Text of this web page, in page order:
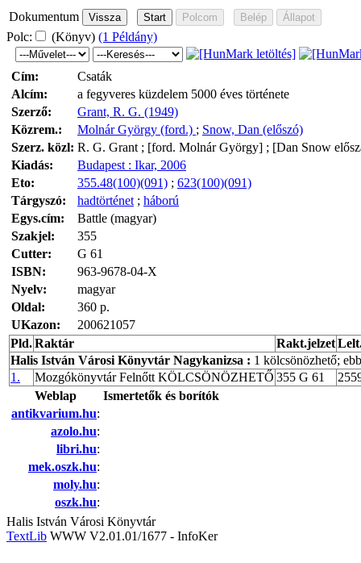
Dokumentum
Polc:
(Könyv) (1 Példány)
Cím:
Csaták
Alcím:
a fegyveres küzdelem 5000 éves története
Szerző:
Grant, R. G. (1949)
Közrem.:
Molnár György (ford.) ; Snow, Dan (előszó)
Szerz. közl: R. G. Grant ; [ford. Molnár György] ; [Dan Snow
Kiadás:
Budapest : Ikar, 2006
Eto:
355.48(100)(091) ; 623(100)(091)
Tárgyszó:
hadtörténet ; háború
Egys.cím:
Battle (magyar)
Szakjel:
355
Cutter:
G 61
ISBN:
963-9678-04-X
Nyelv:
magyar
Oldal:
360 p.
UKazon:
200621057
Pld.Raktár Rakt.jelzet
Halis István Városi Könyvtár Nagykanizsa : 1 kölcsönözhető;
1.
Mozgókönyvtár Felnőtt KÖLCSÖNÖZHETŐ 355 G 61
Weblap
Ismertetők és borítók
antikvarium.hu:
azolo.hu:
libri.hu:
mek.oszk.hu:
moly.hu:
oszk.hu:
Halis István Városi Könyvtár
TextLib WWW V2.01.01/1677 - InfoKer